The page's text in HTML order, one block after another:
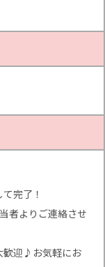
完了！
者よりご連絡させ
歓迎♪お気軽にお